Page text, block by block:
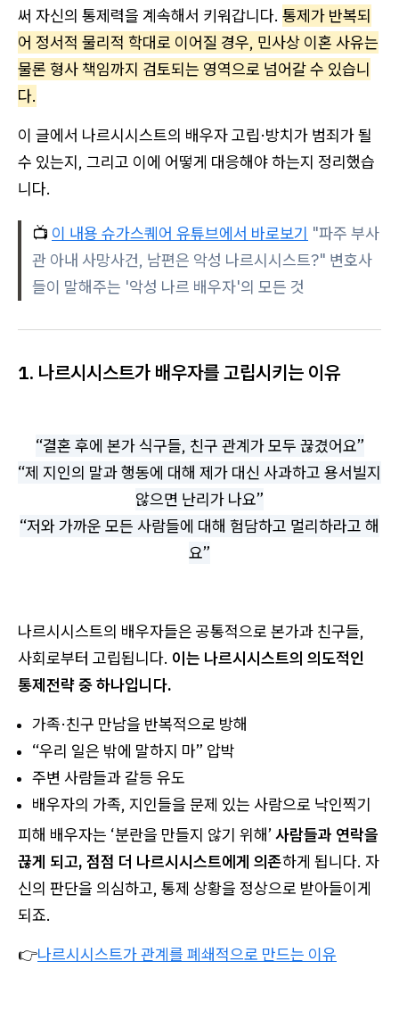
써 자신의 통제력을 계속해서 키워갑니다. 통제가 반복되
어 정서적 물리적 학대로 이어질 경우, 민사상 이혼 사유는
물론 형사 책임까지 검토되는 영역으로 넘어갈 수 있습니
다.
이 글에서 나르시시스트의 배우자 고립·방치가 범죄가 될
수 있는지, 그리고 이에 어떻게 대응해야 하는지 정리했습
니다.
📺 이 내용 슈가스퀘어 유튜브에서 바로보기 "파주 부사
관 아내 사망사건, 남편은 악성 나르시시스트?" 변호사
들이 말해주는 '악성 나르 배우자'의 모든 것
1. 나르시시스트가 배우자를 고립시키는 이유
“결혼 후에 본가 식구들, 친구 관계가 모두 끊겼어요”
“제 지인의 말과 행동에 대해 제가 대신 사과하고 용서빌지
않으면 난리가 나요”
“저와 가까운 모든 사람들에 대해 험담하고 멀리하라고 해
요”
나르시시스트의 배우자들은 공통적으로 본가과 친구들,
사회로부터 고립됩니다. 이는 나르시시스트의 의도적인
통제전략 중 하나입니다.
가족·친구 만남을 반복적으로 방해
“우리 일은 밖에 말하지 마” 압박
주변 사람들과 갈등 유도
배우자의 가족, 지인들을 문제 있는 사람으로 낙인찍기
피해 배우자는 ‘분란을 만들지 않기 위해’사람들과 연락을
끊게 되고, 점점 더 나르시시스트에게 의존하게 됩니다. 자
신의 판단을 의심하고, 통제 상황을 정상으로 받아들이게
되죠.
👉나르시시스트가 관계를 폐쇄적으로 만드는 이유